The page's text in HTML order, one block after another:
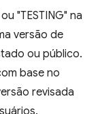
"TESTING" na
versão de
ou público.
base no
revisada